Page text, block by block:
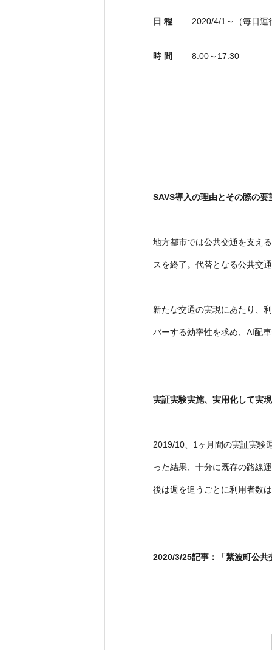
日 程 2020/4/1～（毎日運
時 間 8:00～17:30
SAVS導入の理由とその際の要
地方都市では公共交通を支え
スを終了。代替となる公共交
新たな交通の実現にあたり、
バーする効率性を求め、AI配
実証実験実施、実用化して実
2019/10、1ヶ月間の実証実験
った結果、十分に既存の路線
後は週を追うごとに利用者数
2020/3/25記事： 「紫波町公